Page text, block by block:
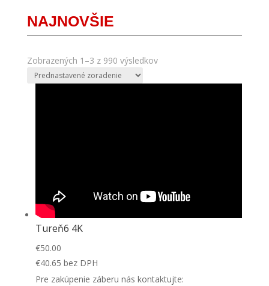
NAJNOVŠIE
Zobrazených 1–3 z 990 výsledkov
Tureň6 4K
€50.00
€40.65 bez DPH
Pre zakúpenie záberu nás kontaktujte: